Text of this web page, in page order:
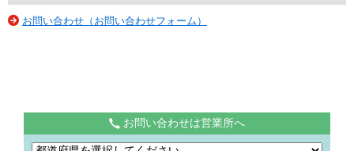
お問い合わせ（お問い合わせフォーム）
お問い合わせは営業所へ